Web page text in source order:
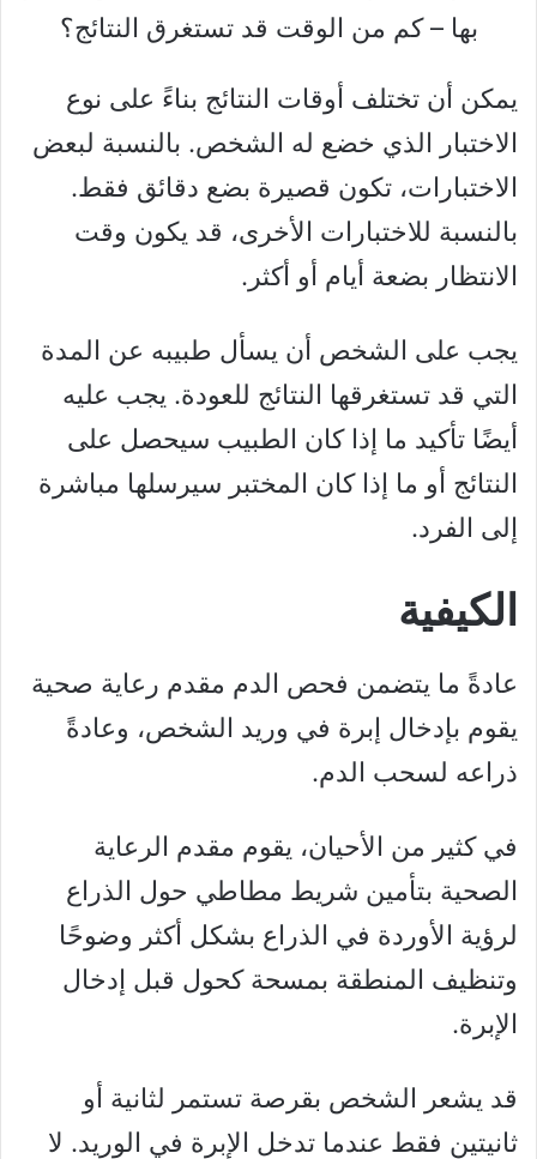
بها – كم من الوقت قد تستغرق النتائج؟
يمكن أن تختلف أوقات النتائج بناءً على نوع
الاختبار الذي خضع له الشخص. بالنسبة لبعض
الاختبارات، تكون قصيرة بضع دقائق فقط.
بالنسبة للاختبارات الأخرى، قد يكون وقت
الانتظار بضعة أيام أو أكثر.
يجب على الشخص أن يسأل طبيبه عن المدة
التي قد تستغرقها النتائج للعودة. يجب عليه
أيضًا تأكيد ما إذا كان الطبيب سيحصل على
النتائج أو ما إذا كان المختبر سيرسلها مباشرة
إلى الفرد.
الكيفية
عادةً ما يتضمن فحص الدم مقدم رعاية صحية
يقوم بإدخال إبرة في وريد الشخص، وعادةً
ذراعه لسحب الدم.
في كثير من الأحيان، يقوم مقدم الرعاية
الصحية بتأمين شريط مطاطي حول الذراع
لرؤية الأوردة في الذراع بشكل أكثر وضوحًا
وتنظيف المنطقة بمسحة كحول قبل إدخال
الإبرة.
قد يشعر الشخص بقرصة تستمر لثانية أو
ثانيتين فقط عندما تدخل الإبرة في الوريد. لا